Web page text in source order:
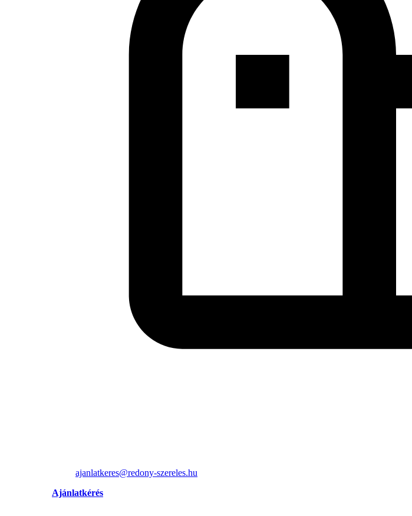
ajanlatkeres@redony-szereles.hu
Ajánlatkérés